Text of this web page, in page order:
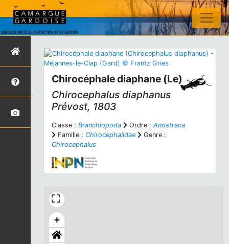
Chirocéphale diaphane (Le)
Chirocephalus diaphanus
Prévost, 1803
Classe : Branchiopoda Ordre : Anostraca
Famille : Chirocephalidae
Genre :
Chirocephalus
+